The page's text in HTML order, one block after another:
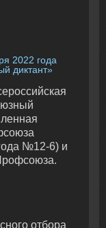
2022 года
диктант»
№12-6) и
отбора